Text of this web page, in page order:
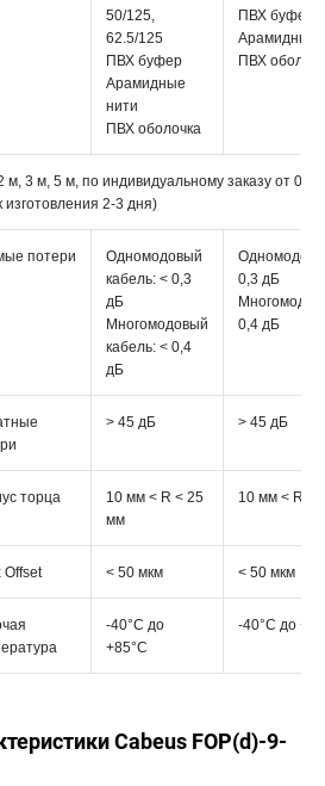
50/125,
62.5/125
ПВХ буфер
Арамидные
нити
ПВХ оболочка
ПВХ буфер
Арамидные
ПВХ
м, 3 м, 5 м, по индивидуальному заказу от
изготовления 2-3 дня)
потери
Одномодовый
кабель: < 0,3
дБ
Многомодовый
кабель: < 0,4
дБ
0,3 дБ
0,4 дБ
> 45 дБ > 45 дБ
торца
10 мм < R < 25
мм
10 мм < R <
Offset < 50 мкм < 50 мкм
-40°C дo
+85°C
-40°C дo
Cabeus FOP(d)-9-